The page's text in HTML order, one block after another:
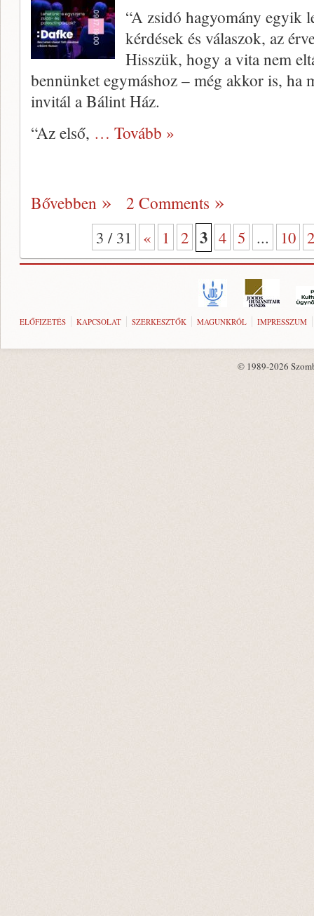
“A zsidó hagyomány egyik
kérdések és válaszok, az
Hisszük, hogy a vita nem
bennünket egymáshoz – még akkor is, ha
invitál a Bálint Ház.
“Az első, … Tovább »
Bővebben 2 Comments
3 / 31 « 1 2 3 4 5 ... 10
ELŐFIZETÉS KAPCSOLAT SZERKESZTŐK MAGUNKRÓL IMPRESSZUM
© 1989-2026